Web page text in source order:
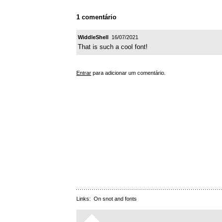
1 comentário
WiddleShell 16/07/2021
That is such a cool font!
Entrar para adicionar um comentário.
Links: On snot and fonts